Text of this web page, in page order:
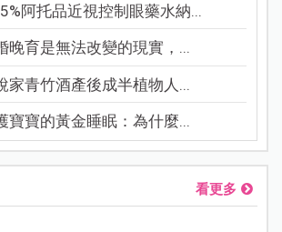
阿托品近視控制眼藥水納...
晚育是無法改變的現實，...
家青竹酒產後成半植物人...
寶寶的黃金睡眠：為什麼...
看更多